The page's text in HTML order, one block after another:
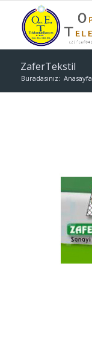
ZaferTekstil
Buradasınız: Anasayfa